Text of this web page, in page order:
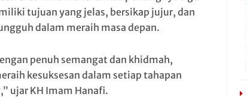
tujuan yang jelas, bersikap jujur, dan
dalam meraih masa depan.
penuh semangat dan khidmah,
kesuksesan dalam setiap tahapan
ujar KH Imam Hanafi.